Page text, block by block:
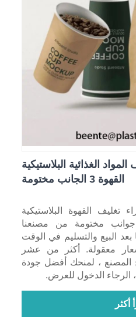
الغذائية البلاستيكية
القهوة 3 الجانب مختومة
القهوة البلاستيكية
مخصصة من 3 جوانب مختومة من مصنعنا
البيع والتسليم في الوقت
معقولة. أكثر من عشر
المصنع ، لمنحك أفضل جودة
الرجاء الدخول للعرض.
أكثر